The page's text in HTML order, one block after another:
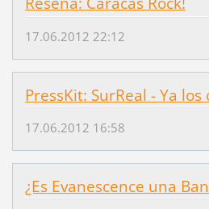
17.06.2012 22:12
PressKit: SurReal - Ya los
17.06.2012 16:58
¿Es Evanescence una